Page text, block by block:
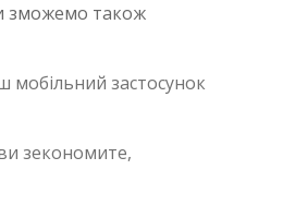
зможемо також
мобільний застосунок
зекономите,